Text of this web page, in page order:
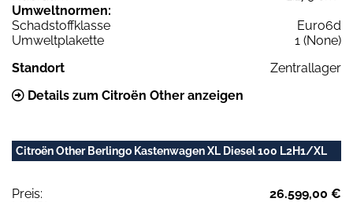
Umweltnormen:
Schadstoffklasse
Euro6d
Umweltplakette
1 (None)
Standort
Zentrallager
Details zum Citroën Other anzeigen
Citroën Other Berlingo Kastenwagen XL Diesel 100 L2H1/XL
Preis:
26.599,00 €